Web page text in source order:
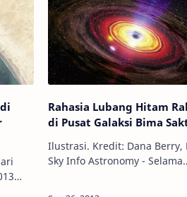
Rahasia Lubang Hitam
di Pusat Galaksi Bima
Ilustrasi. Kredit: Dana Berry,
Sky Info Astronomy - Selama